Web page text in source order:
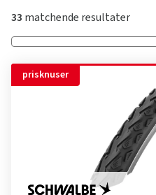
33 matchende resultater
prisknuser